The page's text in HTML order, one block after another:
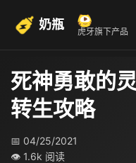
奶瓶 虎牙旗下产品
死神勇敢的
转生攻略
📅 04/25/2021
👁 1.6k 阅读